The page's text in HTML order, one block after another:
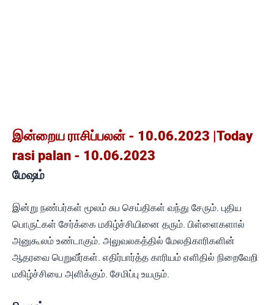
இன்றைய ராசிப்பலன் - 10.06.2023 |Today
rasi palan - 10.06.2023
மேஷம்
இன்று நண்பர்கள் மூலம் சுப செய்திகள் வந்து சேரும். புதிய
பொருட்கள் சேர்க்கை மகிழ்ச்சியினை தரும். பிள்ளைகளால்
அனுகூலம் உண்டாகும். அலுவலகத்தில் மேலதிகாரிகளின்
ஆதரவை பெறுவீர்கள். எதிர்பார்த்த காரியம் எளிதில் நிறைவேறி
மகிழ்ச்சியை அளிக்கும். சேமிப்பு உயரும்.